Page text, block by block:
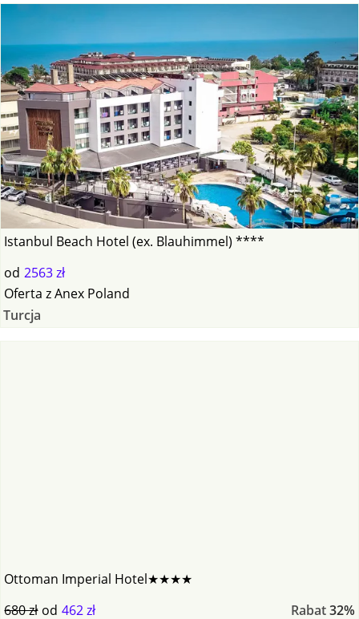
Istanbul Beach Hotel (ex. Blauhimmel) ****
od 2563 zł
Oferta zAnex Poland
Turcja
Ottoman Imperial Hotel★★★★
680 zł od 462 zł Rabat32%